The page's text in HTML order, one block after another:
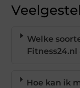
Welke
Fitness24.nl
Hoe kan ik